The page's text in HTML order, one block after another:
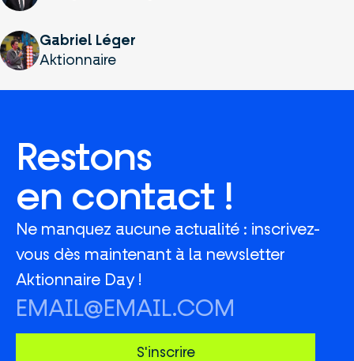
Gabriel Léger
Aktionnaire
Restons
en contact !
Ne manquez aucune actualité : inscrivez-
vous dès maintenant à la newsletter
Aktionnaire Day !